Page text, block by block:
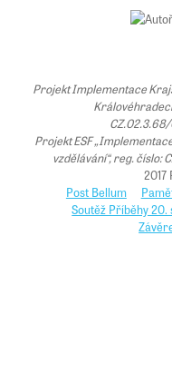
Projekt Implementace
Projekt ESF
vzdělávání“, reg.
2017
Post Bellum
Soutěž Příběhy 20.